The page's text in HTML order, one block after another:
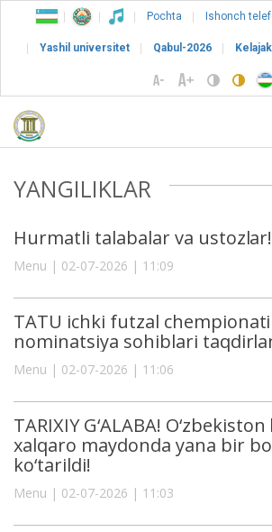
Pochta Ishonch
Yashil universitet Qabul-2026
YANGILIKLAR
Hurmatli talabalar va ustozlar!
Menu | 02-07-2026 | 11:09
TATU ichki futzal chempionati
nominatsiya sohiblari
Menu | 02-07-2026 | 11:06
TARIXIY G‘ALABA! O‘zbekiston
xalqaro maydonda yana bir
ko‘tarildi!
Menu | 02-07-2026 | 11:03